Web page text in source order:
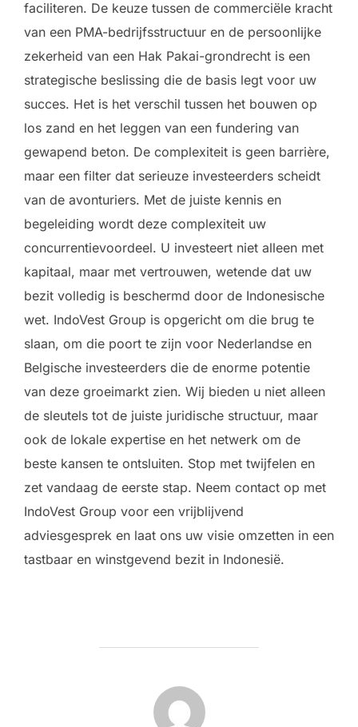
faciliteren. De keuze tussen de commerciële kracht
van een PMA-bedrijfsstructuur en de persoonlijke
zekerheid van een Hak Pakai-grondrecht is een
strategische beslissing die de basis legt voor uw
succes. Het is het verschil tussen het bouwen op
los zand en het leggen van een fundering van
gewapend beton. De complexiteit is geen barrière,
maar een filter dat serieuze investeerders scheidt
van de avonturiers. Met de juiste kennis en
begeleiding wordt deze complexiteit uw
concurrentievoordeel. U investeert niet alleen met
kapitaal, maar met vertrouwen, wetende dat uw
bezit volledig is beschermd door de Indonesische
wet. IndoVest Group is opgericht om die brug te
slaan, om die poort te zijn voor Nederlandse en
Belgische investeerders die de enorme potentie
van deze groeimarkt zien. Wij bieden u niet alleen
de sleutels tot de juiste juridische structuur, maar
ook de lokale expertise en het netwerk om de
beste kansen te ontsluiten. Stop met twijfelen en
zet vandaag de eerste stap. Neem contact op met
IndoVest Group voor een vrijblijvend
adviesgesprek en laat ons uw visie omzetten in een
tastbaar en winstgevend bezit in Indonesië.
BERICHTAUTEUR